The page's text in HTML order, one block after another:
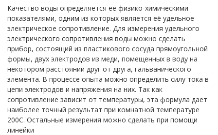
Качество воды определяется ее физико-химическими
показателями, одним из которых является её удельное
электрическое сопротивление. Для измерения удельного
электрического сопротивления воды можно сделать
прибор, состоящий из пластикового сосуда прямоугольной
формы, двух электродов из меди, помещенных в воду на
некотором расстоянии друг от друга, гальванического
элемента. В процессе опыта можно определить силу тока в
цепи электродов и напряжения на них. Так как
сопротивление зависит от температуры, эта формула дает
наиболее точный результат при комнатной температуре
200С. Остальные измерения можно сделать при помощи
линейки